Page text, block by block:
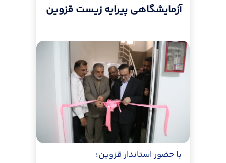
آزمایشگاهی پیرایه زیست قزوین
با حضور استاندار قزوین؛